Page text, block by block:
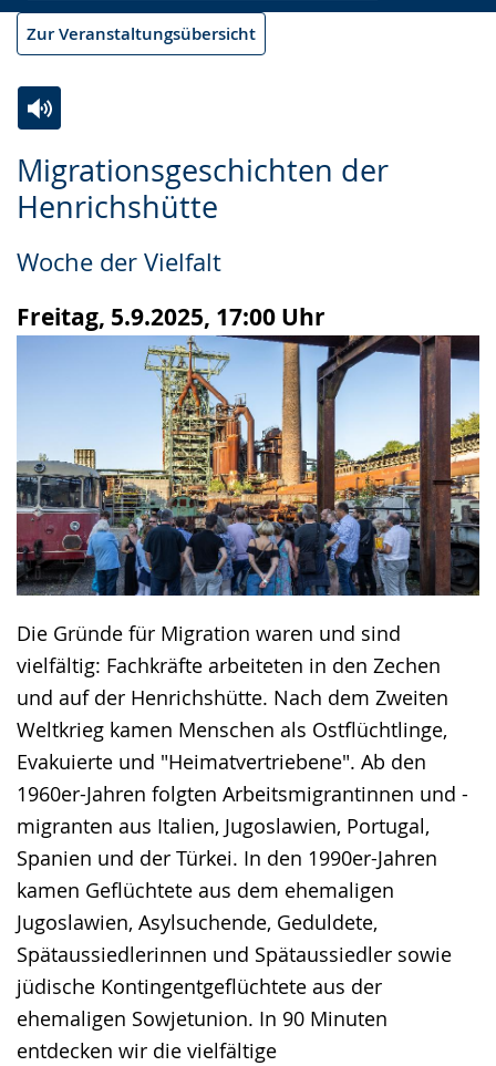
Zur Veranstaltungsübersicht
Migrationsgeschichten der
Henrichshütte
Woche der Vielfalt
Freitag, 5.9.2025, 17:00 Uhr
Die Gründe für Migration waren und sind
vielfältig: Fachkräfte arbeiteten in den Zechen
und auf der Henrichshütte. Nach dem Zweiten
Weltkrieg kamen Menschen als Ostflüchtlinge,
Evakuierte und "Heimatvertriebene". Ab den
1960er-Jahren folgten Arbeitsmigrantinnen und -
migranten aus Italien, Jugoslawien, Portugal,
Spanien und der Türkei. In den 1990er-Jahren
kamen Geflüchtete aus dem ehemaligen
Jugoslawien, Asylsuchende, Geduldete,
Spätaussiedlerinnen und Spätaussiedler sowie
jüdische Kontingentgeflüchtete aus der
ehemaligen Sowjetunion. In 90 Minuten
entdecken wir die vielfältige
Leichten
Sprache
Audio-
Unterstützung.
Video
in
Gebärdensprache
wird
angezeigt.